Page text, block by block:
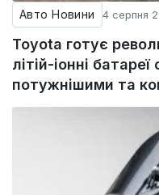
Авто Новини 4 серпня
Toyota готує
літій-іонні
потужнішими та